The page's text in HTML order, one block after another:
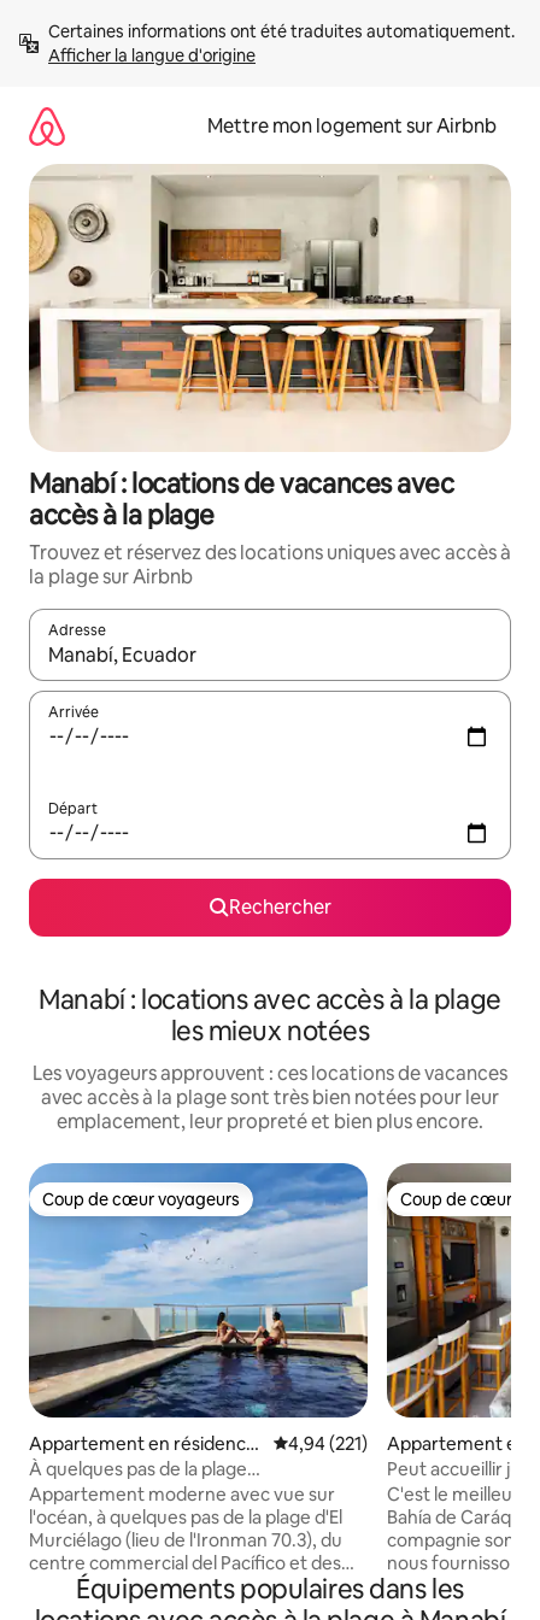
directement
Afficher la langue d'origine
Mettre mon logement sur Airbnb
Manabí : locations de vacances avec
accès à la plage
Trouvez et réservez des locations uniques avec accès à
la plage sur Airbnb
Adresse
Lorsque les résultats s'affichent, utilisez les flèches vers le
Arrivée
Départ
Rechercher
Manabí : locations avec accès à la plage
les mieux notées
Les voyageurs approuvent : ces locations de vacances
avec accès à la plage sont très bien notées pour leur
emplacement, leur propreté et bien plus encore.
Coup de cœur voyageurs
Coup de cœur voyageurs
Appartement en résidence
⋅ Manta
Évaluation moyenne sur la
4,94 (221)
À quelques pas de la plage
d'El Murciélago – Calme et moderne
Appartement moderne avec vue sur
l'océan, à quelques pas de la plage d'El
Murciélago (lieu de l'Ironman 70.3), du
centre commercial del Pacífico et des
meilleurs restaurants locaux. Parfait
pour les vacances/le travail à distance
Coup de cœur
Coup de cœur
Appartement en
Bahia de
Peut accueillir
parking pour 3
C'est le meilleur «
Bahía de
compagnie sont
nous fournissons
compagnie
destinataires
Équipements populaires dans les